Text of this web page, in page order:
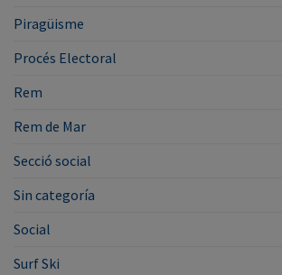
Piragüisme
Procés Electoral
Rem
Rem de Mar
Secció social
Sin categoría
Social
Surf Ski